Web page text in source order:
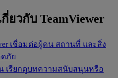
ยวกับ TeamViewer
เชื่อมต่อผู้คน สถานที่ และสิ่ง
ดภัย
เรียกดูบทความสนับสนุนหรือ